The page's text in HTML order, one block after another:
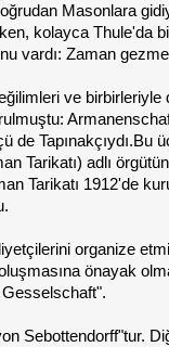
Masonlara
kolayca Thule'da
vardı: Zaman
ve birbirleriyle
de Tapınakçıydı.Bu
Tarikatı) adlı örgütün
Tarikatı 1912'de
organize
önayak
Sebottendorff"tur.